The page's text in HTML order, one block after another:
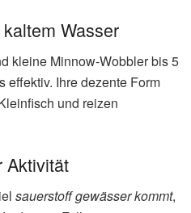
Wasser
kleine Minnow‑Wobbler bis 5
effektiv. Ihre dezente Form
und reizen
Aktivität
sauerstoff gewässer kommt,